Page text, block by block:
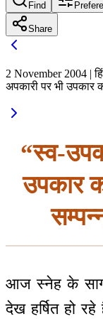
Find
Share
2 November 2004 |
अपकारी पर भी उपकार
“स्व-
उपकार
आज स्नेह के
देख हर्षित हो